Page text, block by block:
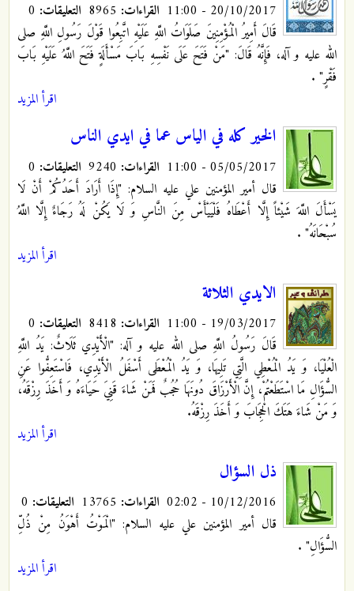
20/10/2017 - 11:00 القراءات: التعليقات:
قَالَ أَمِيرُ الْمُؤْمِنِينَ صَلَوَاتُ اللَّهِ عَلَيْهِ‏ اتَّبِعُوا قَوْلَ رَسُولِ اللَّهِ صلى
الله عليه و آله، فَإِنَّهُ قَالَ: "مَنْ فَتَحَ عَلَى نَفْسِهِ بَابَ مَسْأَلَةٍ فَتَحَ اللَّهُ عَلَيْهِ بَابَ
فَقْرٍ" .
اقرأ المزيد
الخير كله في الياس عما في ايدي الناس
05/05/2017 - 11:00 القراءات: التعليقات:
قال أمير المؤمنين علي عليه السلام: "إِذَا أَرَادَ أَحَدُكُمْ أَنْ لَا
يَسْأَلَ اللَّهَ شَيْئاً إِلَّا أَعْطَاهُ فَلْيَيْأَسْ مِنَ النَّاسِ وَ لَا يَكُنْ لَهُ رَجَاءٌ إِلَّا اللَّهُ
سُبْحَانَهُ" .
اقرأ المزيد
الايدي الثلاثة
19/03/2017 - 11:00 القراءات: التعليقات:
قَالَ رَسُولُ اللَّهِ صلى الله عليه و آله:‏ "الْأَيْدِي ثَلَاثٌ: يَدُ اللَّهِ
الْعُلْيَا، وَ يَدُ الْمُعْطِي الَّتِي تَلِيهَا، وَ يَدُ الْمُعْطَى أَسْفَلُ الْأَيْدِي، فَاسْتَعِفُّوا عَنِ
السُّؤَالِ مَا اسْتَطَعْتُمْ، إِنَّ الْأَرْزَاقَ دُونَهَا حُجُبٌ فَمَنْ شَاءَ قَنِيَ حَيَاءَهُ‏ وَ أَخَذَ رِزْقَهُ،
وَ مَنْ شَاءَ هَتَكَ الْحِجَابَ وَ أَخَذَ رِزْقَهُ.
اقرأ المزيد
ذل السؤال
10/12/2016 - 02:02 القراءات: التعليقات:
قال أمير المؤمنين علي عليه السلام: "الْمَوْتُ أَهْوَنُ مِنْ ذُلِّ
السُّؤَالِ‏" .
اقرأ المزيد